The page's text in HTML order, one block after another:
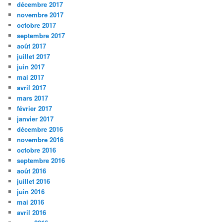
décembre 2017
novembre 2017
octobre 2017
septembre 2017
août 2017
juillet 2017
juin 2017
mai 2017
avril 2017
mars 2017
février 2017
janvier 2017
décembre 2016
novembre 2016
octobre 2016
septembre 2016
août 2016
juillet 2016
juin 2016
mai 2016
avril 2016